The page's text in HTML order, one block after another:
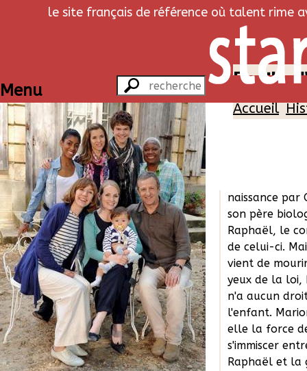
le site français de référence où talent rime
Menu Famille
Accueil
naissance par
son père
Raphaël, le
de celui-ci.
vient de
yeux de la loi,
n'a aucun
l'enfant.
elle la force
s'immiscer
Raphaël et la